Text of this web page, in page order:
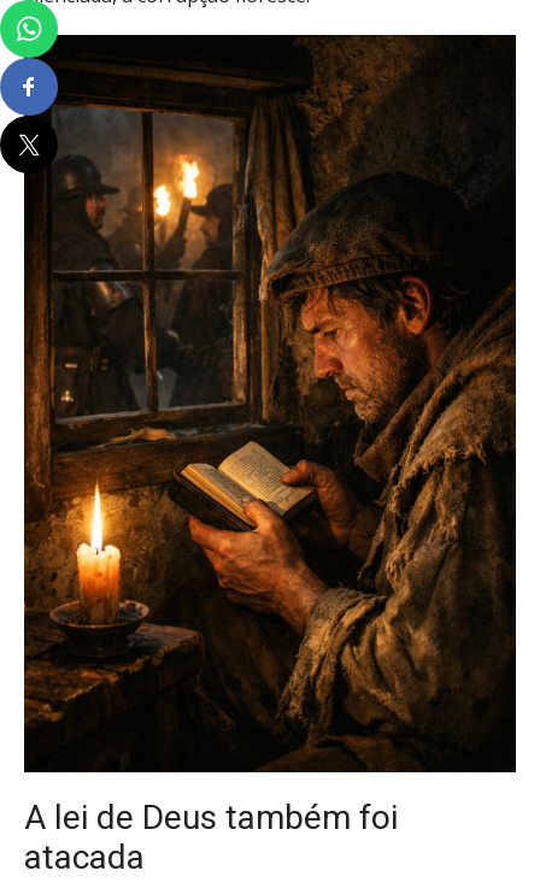
A lei de Deus também foi
atacada